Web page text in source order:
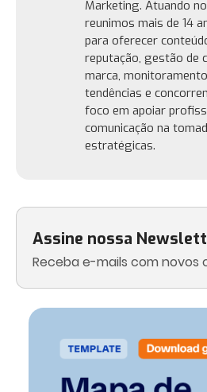
Assine nossa
Receba e-mails com novos
Marketing. Atuando
reunimos mais de 14
para oferecer
reputação, gestão de
marca,
tendências e
foco em apoiar
comunicação na
estratégicas.